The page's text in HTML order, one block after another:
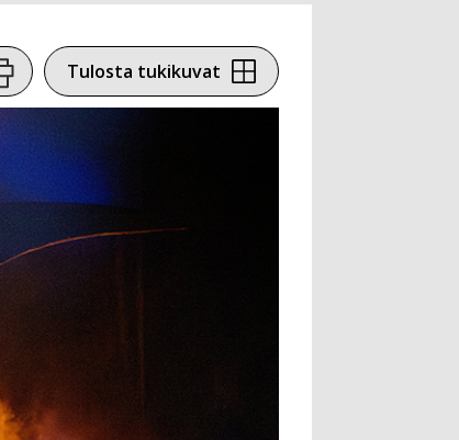
Tulosta tukikuvat